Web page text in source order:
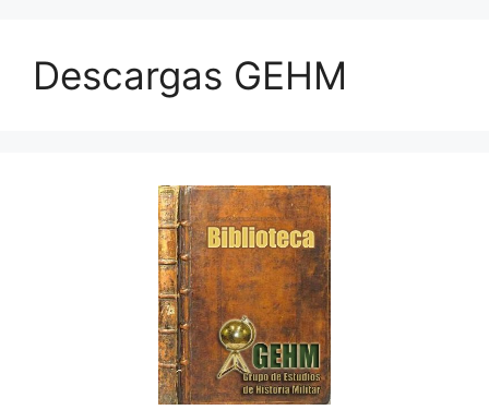
Descargas GEHM